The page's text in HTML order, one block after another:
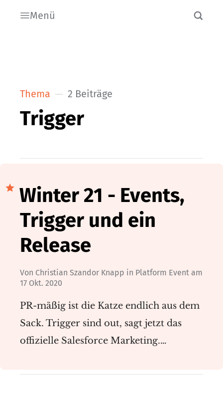
Menü
Thema 2 Beiträge
Trigger
Winter 21 - Events,
Trigger und ein
Release
Von Christian Szandor Knapp in Platform Event am
17 Okt. 2020
PR-mäßig ist die Katze endlich aus dem
Sack. Trigger sind out, sagt jetzt das
offizielle Salesforce Marketing.…